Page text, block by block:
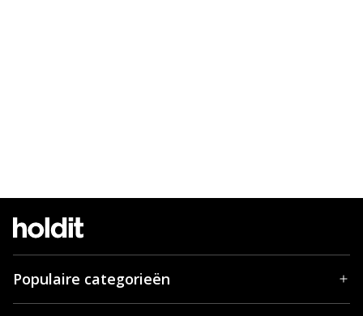
Populaire categorieën